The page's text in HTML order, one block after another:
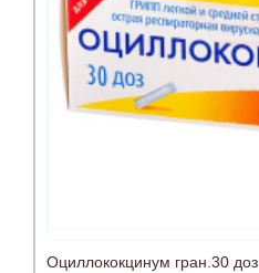
Оциллококцинум гран.30 доз